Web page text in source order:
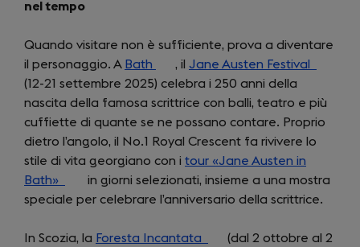
nel tempo
Quando visitare non è sufficiente, prova a diventare
il personaggio. A Bath
(opens
in
a
new
tab)
, il Jane Austen Festival
a
new
(12-21 settembre 2025) celebra i 250 anni della
nascita della famosa scrittrice con balli, teatro e più
cuffiette di quante se ne possano contare. Proprio
dietro l’angolo, il No.1 Royal Crescent fa rivivere lo
stile di vita georgiano con i tour «Jane Austen in
Bath»
(opens
in
new
in giorni selezionati, insieme a una mostra
speciale per celebrare l’anniversario della scrittrice.
In Scozia, la Foresta Incantata
(opens
(dal 2 ottobre al 2